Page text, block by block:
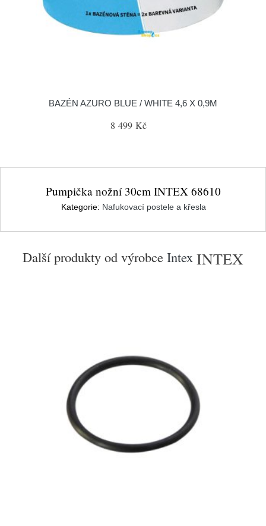
BAZÉN AZURO BLUE / WHITE 4,6 X 0,9M
8 499 Kč
Pumpička nožní 30cm INTEX 68610
Kategorie: Nafukovací postele a křesla
Další produkty od výrobce Intex INTEX